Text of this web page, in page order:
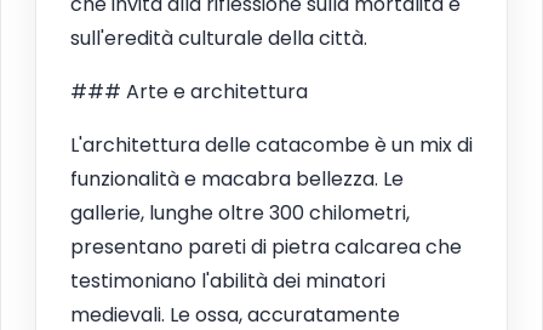
sull'eredità culturale della città.
### Arte e architettura
L'architettura delle catacombe è un mix di
funzionalità e macabra bellezza. Le
gallerie, lunghe oltre 300 chilometri,
presentano pareti di pietra calcarea che
testimoniano l'abilità dei minatori
medievali. Le ossa, accuratamente